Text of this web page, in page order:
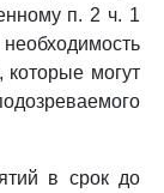
п. 2 ч. 1
которые могут
в срок до